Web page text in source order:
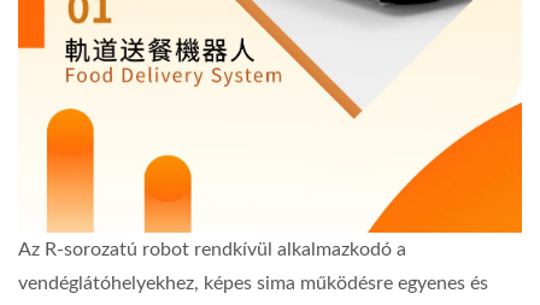
Az R-sorozatú robot rendkívül alkalmazkodó a
vendéglátóhelyekhez, képes sima működésre egyenes és